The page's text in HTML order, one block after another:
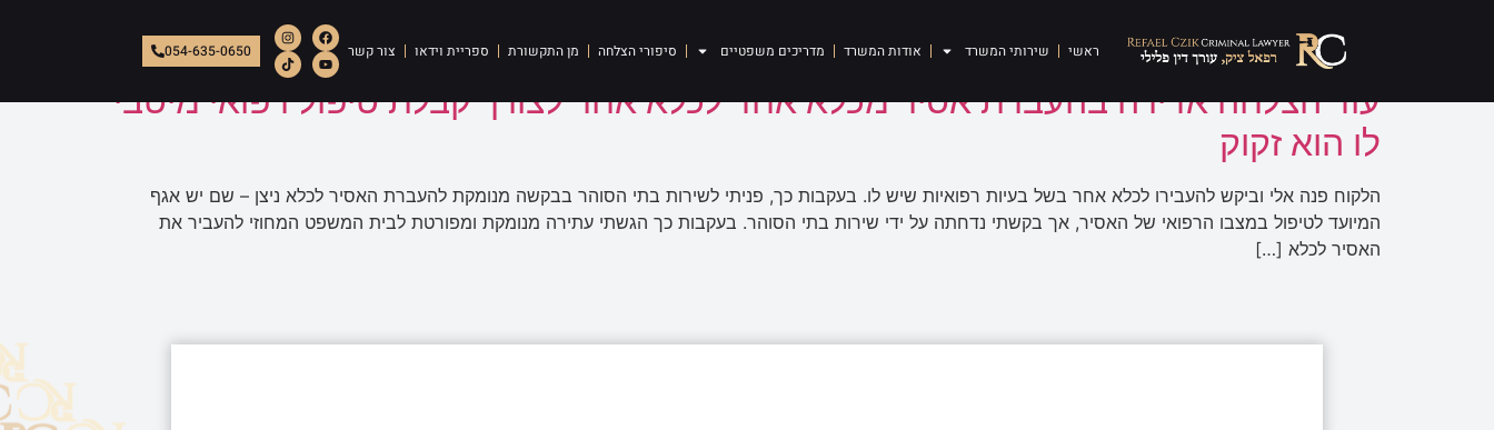
ראשי שירותי המשרד אודות המשרד מדריכים משפטיים סיפורי הצלחה מן התקשורת ספריית וידאו צור קשר 054-635-0650 תגית:העברה לכלא אחר
עוד הצלחה אדירה בהעברת אסיר מכלא אחד לכלא אחר לצורך קבלת טיפול רפואי מיטבי
לו הוא זקוק
הלקוח פנה אלי וביקש להעבירו לכלא אחר בשל בעיות רפואיות שיש לו. בעקבות כך, פניתי לשירות בתי הסוהר בבקשה מנומקת להעברת האסיר לכלא ניצן – שם יש אגף
המיועד לטיפול במצבו הרפואי של האסיר, אך בקשתי נדחתה על ידי שירות בתי הסוהר. בעקבות כך הגשתי עתירה מנומקת ומפורטת לבית המשפט המחוזי להעביר את
האסיר לכלא […]